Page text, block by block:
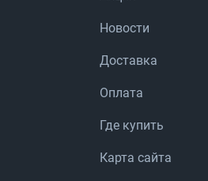
Новости
Доставка
Оплата
Где купить
Карта сайта